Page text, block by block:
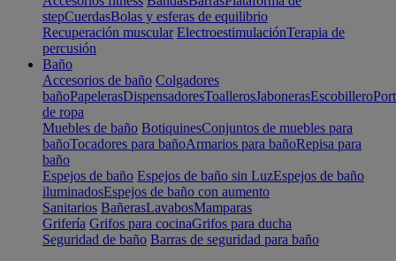
stepCuerdasBolas y esferas de equilibrio
Recuperación muscular ElectroestimulaciónTerapia de
percusión
Baño
Accesorios de baño Colgadores
bañoPapelerasDispensadoresToallerosJabonerasEscobillero
de ropa
Muebles de baño BotiquinesConjuntos de muebles para
bañoTocadores para bañoArmarios para bañoRepisa para
baño
Espejos de baño Espejos de baño sin LuzEspejos de baño
iluminadosEspejos de baño con aumento
Sanitarios BañerasLavabosMamparas
Grifería Grifos para cocinaGrifos para ducha
Seguridad de baño Barras de seguridad para baño